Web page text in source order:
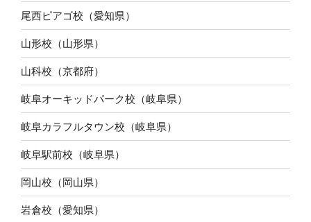
尾西ピアゴ校（愛知県）
山形校（山形県）
山科校（京都府）
岐阜オーキッドパーク校（岐阜県）
岐阜カラフルタウン校（岐阜県）
岐阜駅前校（岐阜県）
岡山校（岡山県）
岩倉校（愛知県）